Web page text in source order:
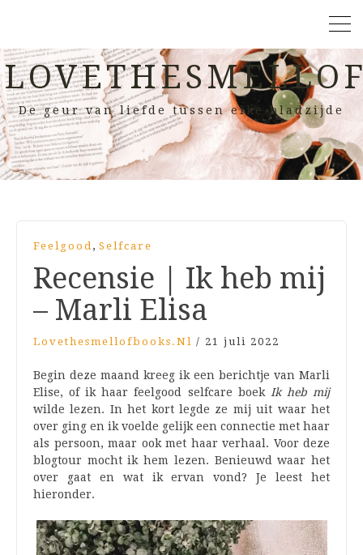
De geur van liefde tussen elke bladzijde
Feelgood, Selfcare
Recensie | Ik heb mij
– Marli Elisa
Lovethesmellofbooks.nl / 21 juli 2022
Begin deze maand kreeg ik een berichtje van Marli
Elise, of ik haar feelgood selfcare boek Ik heb mij
wilde lezen. In het kort legde ze mij uit waar het
over ging en ik voelde gelijk een connectie met haar
als persoon, maar ook met haar verhaal. Voor deze
blogtour mocht ik hem lezen. Benieuwd waar het
over gaat en wat ik ervan vond? Je leest het
hieronder.